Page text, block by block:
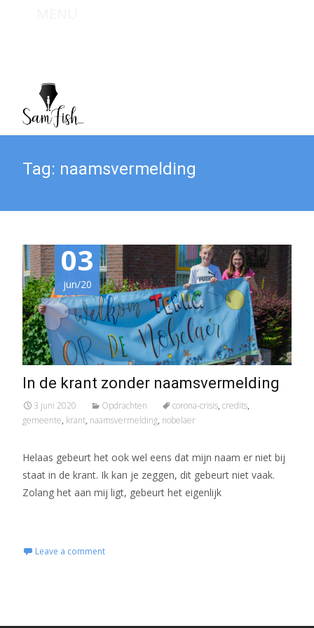
Tag: naamsvermelding
03
jun/20
In de krant zonder naamsvermelding
3 juni 2020 Opdrachten corona-crisis, credits,
gemeente, krant, naamsvermelding, nobelaer
Helaas gebeurt het ook wel eens dat mijn naam er niet bij
staat in de krant. Ik kan je zeggen, dit gebeurt niet vaak.
Zolang het aan mij ligt, gebeurt het eigenlijk
Leave a comment